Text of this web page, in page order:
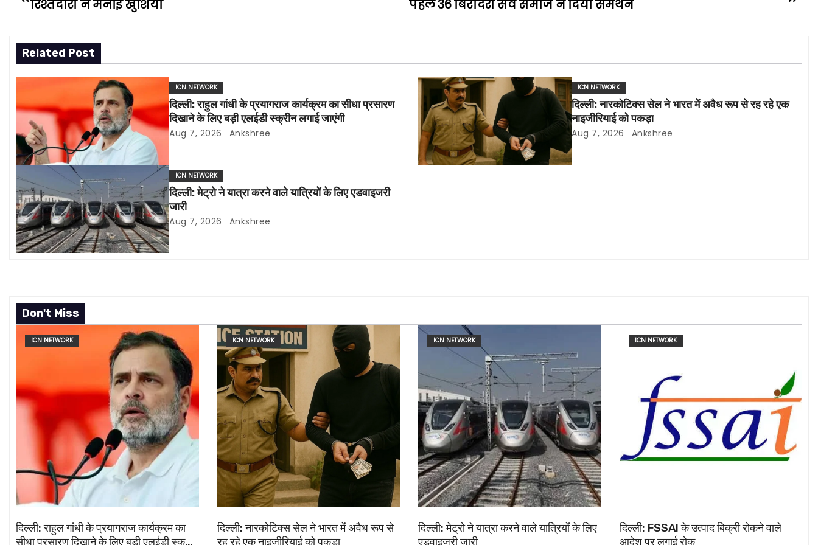
s
t
n
a
v
i
g
a
t
o
n
पहले 36 बिरादरी सर्व समाज ने दिया समर्थन
रिश्तेदारो ने मनाई खुशियाँ
Related Post
ICN NETWORK
दिल्ली: राहुल गांधी के प्रयागराज कार्यक्रम का सीधा प्रसारण
दिखाने के लिए बड़ी एलईडी स्क्रीन लगाई जाएंगी
Aug 7, 2026 Ankshree
ICN NETWORK
दिल्ली: नारकोटिक्स सेल ने भारत में अवैध रूप से रह रहे एक
नाइजीरियाई को पकड़ा
Aug 7, 2026 Ankshree
ICN NETWORK
दिल्ली: मेट्रो ने यात्रा करने वाले यात्रियों के लिए एडवाइजरी
जारी
Aug 7, 2026 Ankshree
Don't Miss
ICN NETWORK
दिल्ली: राहुल गांधी के प्रयागराज कार्यक्रम का
सीधा प्रसारण दिखाने के लिए बड़ी एलईडी स्क्रीन
ICN NETWORK
दिल्ली: नारकोटिक्स सेल ने भारत में अवैध रूप से
रह रहे एक नाइजीरियाई को पकड़ा
ICN NETWORK
दिल्ली: मेट्रो ने यात्रा करने वाले यात्रियों के लिए
एडवाइजरी जारी
ICN NETWORK
दिल्ली: FSSAI के उत्पाद बिक्री रोकने वाले
आदेश पर लगाई रोक